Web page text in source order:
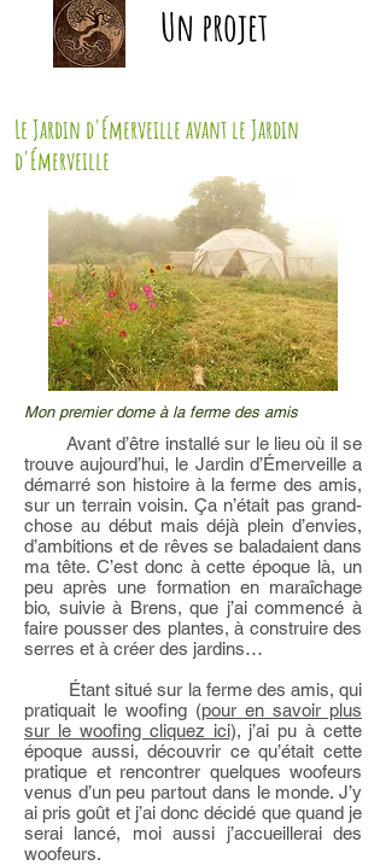
Un projet
Le Jardin d'Émerveille avant le Jardin
d'Émerveille
Mon premier dome à la ferme des amis
Avant d’être installé sur le lieu où il se
trouve aujourd’hui, le Jardin d’Émerveille a
démarré son histoire à la ferme des amis,
sur un terrain voisin. Ça n’était pas grand-
chose au début mais déjà plein d’envies,
d’ambitions et de rêves se baladaient dans
ma tête. C’est donc à cette époque là, un
peu après une formation en maraîchage
bio, suivie à Brens, que j’ai commencé à
faire pousser des plantes, à construire des
serres et à créer des jardins…
Étant situé sur la ferme des amis, qui
pratiquait le woofing (pour en savoir plus
sur le woofing cliquez ici), j’ai pu à cette
époque aussi, découvrir ce qu’était cette
pratique et rencontrer quelques woofeurs
venus d’un peu partout dans le monde. J’y
ai pris goût et j’ai donc décidé que quand je
serai lancé, moi aussi j’accueillerai des
woofeurs.